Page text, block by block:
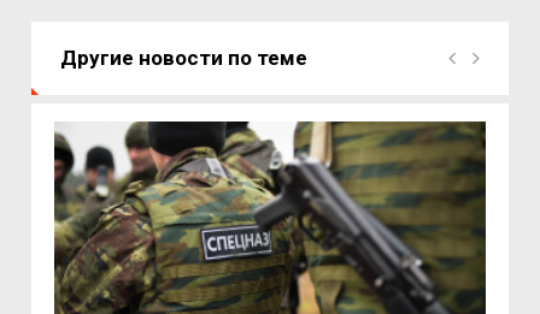
Другие новости по теме